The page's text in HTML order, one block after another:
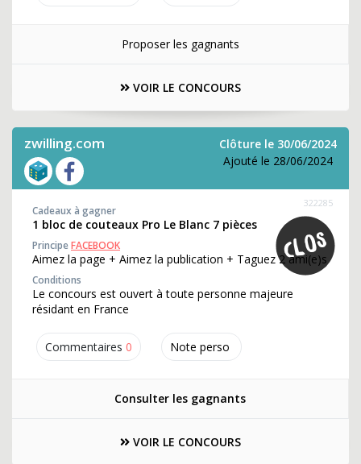
Proposer les gagnants
VOIR LE CONCOURS
zwilling.com
Clôture le 30/06/2024
Ajouté le 28/06/2024
Commentaires 0 Note perso
322285
Cadeaux à gagner
1 bloc de couteaux Pro Le Blanc 7 pièces
PrincipeFACEBOOK
Aimez la page + Aimez la publication + Taguez 2 ami(e)s
Conditions
Le concours est ouvert à toute personne majeure
résidant en France
Consulter les gagnants
VOIR LE CONCOURS